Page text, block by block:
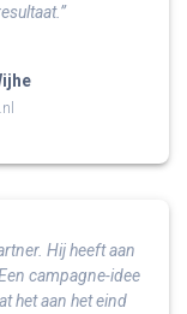
Hij heeft aan
campagne-idee
het aan het eind